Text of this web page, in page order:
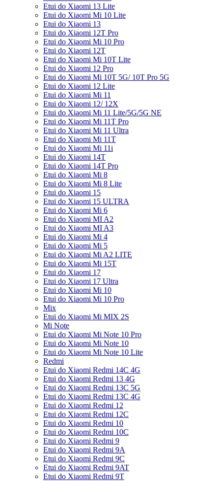
Etui do Xiaomi 13 Lite
Etui do Xiaomi Mi 10 Lite
Etui do Xiaomi 13
Etui do Xiaomi 12T Pro
Etui do Xiaomi Mi 10 Pro
Etui do Xiaomi 12T
Etui do Xiaomi Mi 10T Lite
Etui do Xiaomi 12 Pro
Etui do Xiaomi Mi 10T 5G/ 10T Pro 5G
Etui do Xiaomi 12 Lite
Etui do Xiaomi Mi 11
Etui do Xiaomi 12/ 12X
Etui do Xiaomi Mi 11 Lite/5G/5G NE
Etui do Xiaomi Mi 11T Pro
Etui do Xiaomi Mi 11 Ultra
Etui do Xiaomi Mi 11T
Etui do Xiaomi Mi 11i
Etui do Xiaomi 14T
Etui do Xiaomi 14T Pro
Etui do Xiaomi Mi 8
Etui do Xiaomi Mi 8 Lite
Etui do Xiaomi 15
Etui do Xiaomi 15 ULTRA
Etui do Xiaomi Mi 6
Etui do Xiaomi MI A2
Etui do Xiaomi MI A3
Etui do Xiaomi Mi 4
Etui do Xiaomi Mi 5
Etui do Xiaomi Mi A2 LITE
Etui do Xiaomi Mi 15T
Etui do Xiaomi 17
Etui do Xiaomi 17 Ultra
Etui do Xiaomi Mi 10
Etui do Xiaomi Mi 10 Pro
Mix
Etui do Xiaomi Mi MIX 2S
Mi Note
Etui do Xiaomi Mi Note 10 Pro
Etui do Xiaomi Mi Note 10
Etui do Xiaomi Mi Note 10 Lite
Redmi
Etui do Xiaomi Redmi 14C 4G
Etui do Xiaomi Redmi 13 4G
Etui do Xiaomi Redmi 13C 5G
Etui do Xiaomi Redmi 13C 4G
Etui do Xiaomi Redmi 12
Etui do Xiaomi Redmi 12C
Etui do Xiaomi Redmi 10
Etui do Xiaomi Redmi 10C
Etui do Xiaomi Redmi 9
Etui do Xiaomi Redmi 9A
Etui do Xiaomi Redmi 9C
Etui do Xiaomi Redmi 9AT
Etui do Xiaomi Redmi 9T